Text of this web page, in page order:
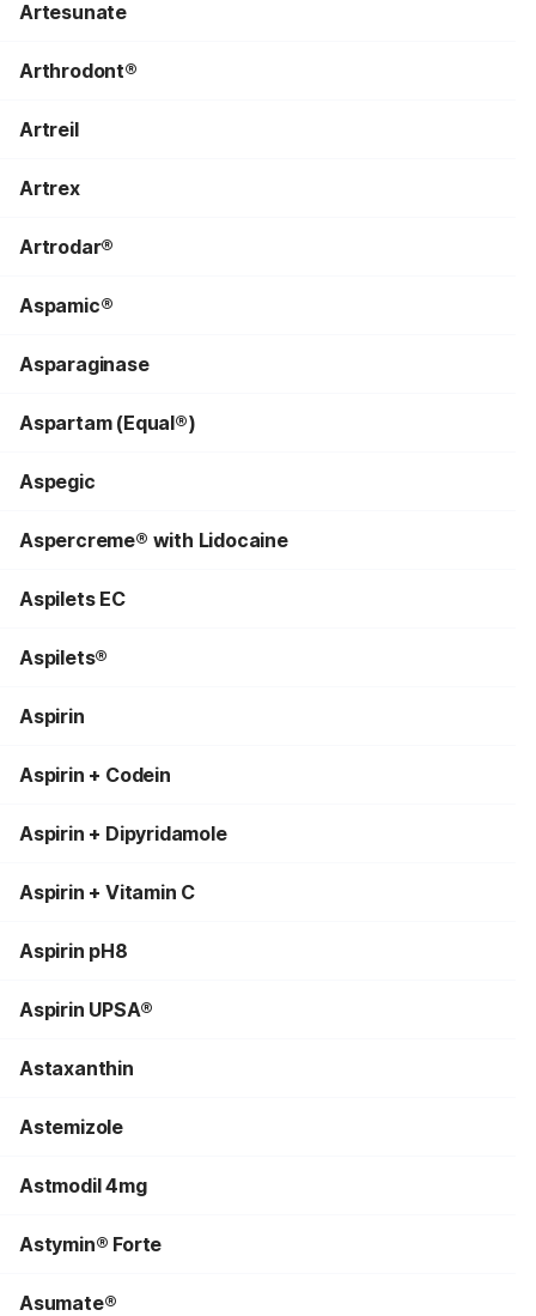
Artesunate
Arthrodont®
Artreil
Artrex
Artrodar®
Aspamic®
Asparaginase
Aspartam (Equal®)
Aspegic
Aspercreme® with Lidocaine
Aspilets EC
Aspilets®
Aspirin
Aspirin + Codein
Aspirin + Dipyridamole
Aspirin + Vitamin C
Aspirin pH8
Aspirin UPSA®
Astaxanthin
Astemizole
Astmodil 4mg
Astymin® Forte
Asumate®